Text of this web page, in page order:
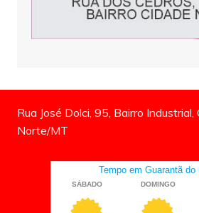
Rua José Dolci, 95, Bairro Industrial,
Norte/MT